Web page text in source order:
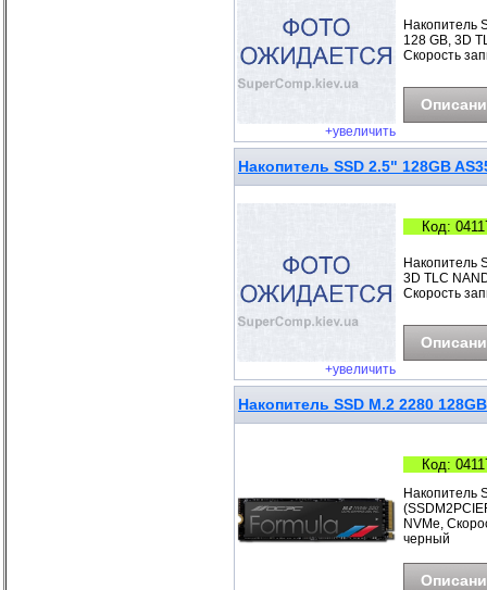
+увеличить
Накопитель
128 GB, 3D
Скорость
Накопитель SSD 2.5" 128GB
+увеличить
Код:
Накопитель
3D TLC
Скорость
Накопитель SSD M.2 2280
Код:
Накопитель
NVMe,
черный